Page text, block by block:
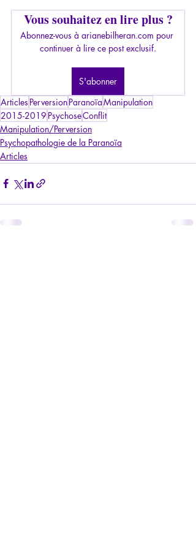
Vous souhaitez en lire plus ?
Abonnez-vous à arianebilheran.com pour
continuer à lire ce post exclusif.
S'abonner
Articles PerversionParanoïaManipulation
2015-2019 PsychoseConflit
Manipulation/Perversion
Psychopathologie de la Paranoïa
Articles